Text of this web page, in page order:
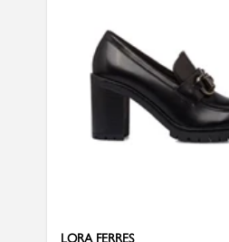
Accedi | Registrati
Carrello
Promo & News
pcard
LORA FERRES